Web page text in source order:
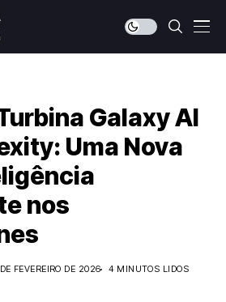
Galaxy AI
Uma Nova
nos
FEVEREIRO DE 2026
4 MINUTOS LIDOS